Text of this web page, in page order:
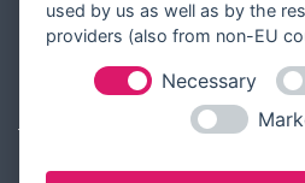
Unsere Partner
Kontakt aufnehmen
used by us as well as by the
providers (also from non-EU
Necessary